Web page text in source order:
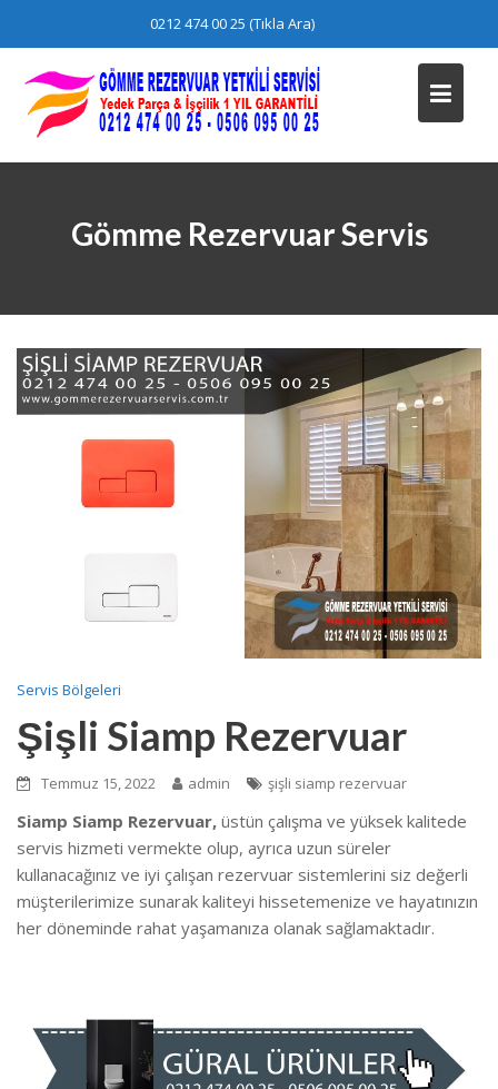
content
0212 474 00 25 (Tıkla Ara)
Gömme Rezervuar Servis
Servis Bölgeleri
Şişli Siamp Rezervuar
Temmuz 15, 2022 admin şişli siamp rezervuar
Siamp Siamp Rezervuar, üstün çalışma ve yüksek kalitede
servis hizmeti vermekte olup, ayrıca uzun süreler
kullanacağınız ve iyi çalışan rezervuar sistemlerini siz değerli
müşterilerimize sunarak kaliteyi hissetemenize ve hayatınızın
her döneminde rahat yaşamanıza olanak sağlamaktadır.